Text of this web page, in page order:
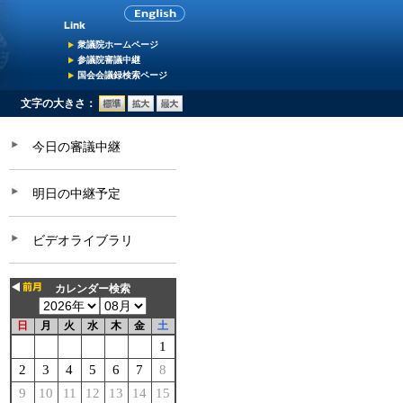
衆議院ホームページ
参議院審議中継
国会会議録検索ページ
文字の大きさ：
今日の審議中継
明日の中継予定
ビデオライブラリ
カレンダー検索
日 月 火 水 木 金 土
1
2
3 4 5 6 7
8
9
10 11 12 13 14
15